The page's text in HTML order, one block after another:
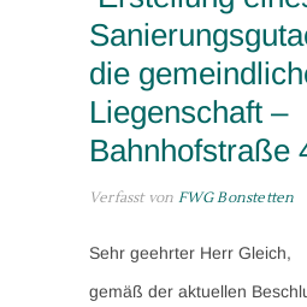
die
Liegenschaft –
Bahnhofstraße
Verfasst von FWG Bonstetten
Sehr geehrter Herr Gleich,
gemäß der aktuellen